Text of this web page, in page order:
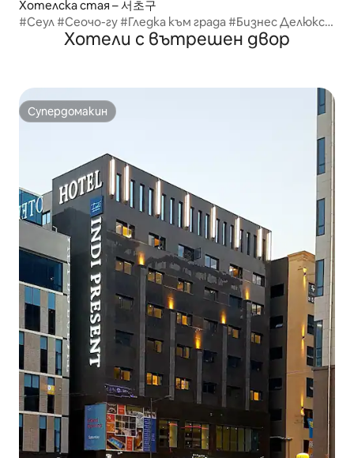
Хотелска стая – 서초구
#Сеул #Сеочо-гу #Гледка към града #Бизнес Делюкс
двойна стая с гледка към града
Хотели с вътрешен двор
Супердомакин
Супердомакин